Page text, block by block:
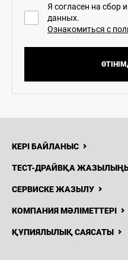
Я согласен на сбор
данных.
Ознакомиться с
КЕРІ БАЙЛАНЫС
ТЕСТ-ДРАЙВҚА
СЕРВИСКЕ ЖАЗЫЛУ
КОМПАНИЯ МӘЛІМЕТТЕРІ
ҚҰПИЯЛЫЛЫҚ САЯСАТЫ